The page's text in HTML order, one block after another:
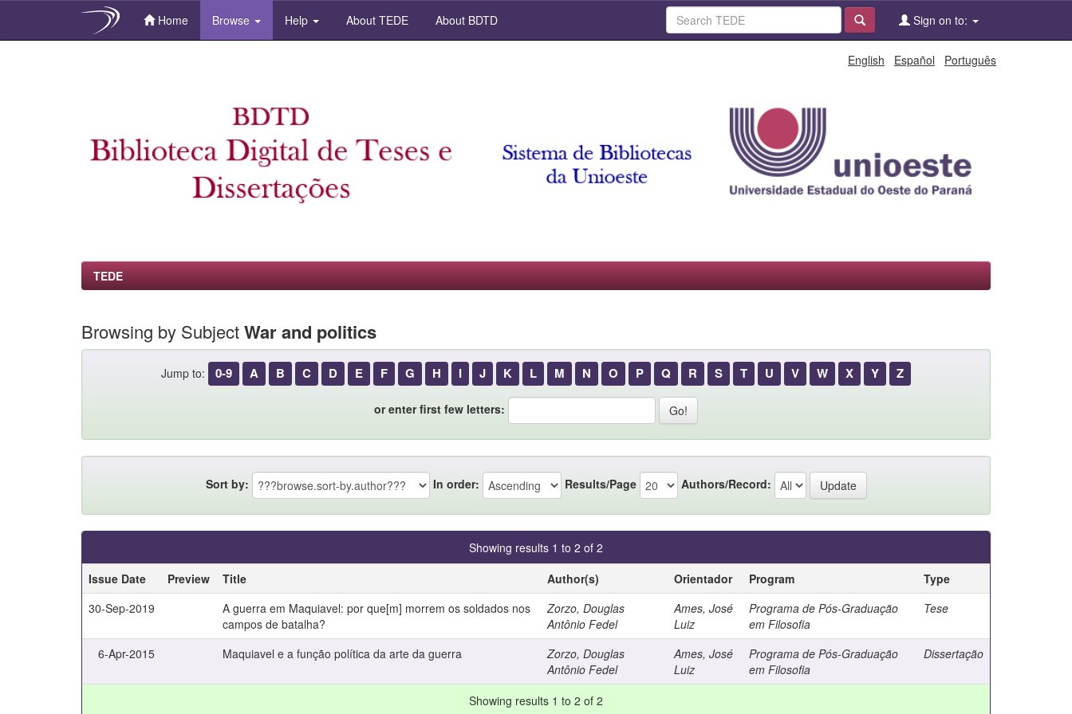
Home Browse Help About TEDE About BDTD Sign on to:
English Español Português
TEDE
Browsing by SubjectWar and politics
Jump to: 0-9 A B C D E F G H I J K L M N O P Q R S T U V W X Y Z
or enter first few letters:
Sort by: In order: Results/Page Authors/Record:
Showing results 1 to 2 of 2
Issue Date
Preview Title Author(s) Orientador Program
Type
30-Sep-2019
A guerra em Maquiavel: por que[m] morrem os soldados nos
campos de batalha?
Zorzo, Douglas
Antônio Fedel
Ames, José
Luiz
Programa de Pós-Graduação
em Filosofia
Tese
6-Apr-2015 Maquiavel e a função política da arte da guerra
Zorzo, Douglas
Antônio Fedel
Ames, José
Luiz
Programa de Pós-Graduação
em Filosofia
Dissertação
Showing results 1 to 2 of 2